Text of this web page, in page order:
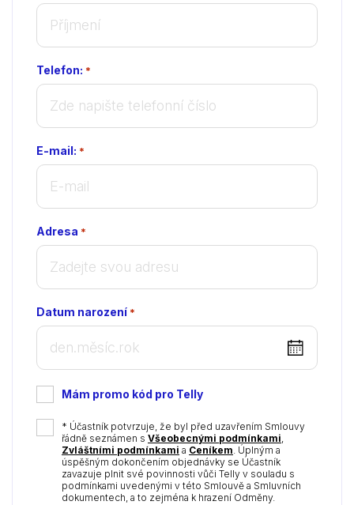
Telefon: *
E-mail: *
Adresa *
Datum narození *
DD
dot
MM
dot
YYYY
Mám promo kód pro Telly
* Účastník potvrzuje, že byl před uzavřením Smlouvy
řádně seznámen s Všeobecnými podmínkami,
Zvláštními podmínkami a Ceníkem. Úplným a
úspěšným dokončením objednávky se Účastník
zavazuje plnit své povinnosti vůči Telly v souladu s
podmínkami uvedenými v této Smlouvě a Smluvních
dokumentech, a to zejména k hrazení Odměny.